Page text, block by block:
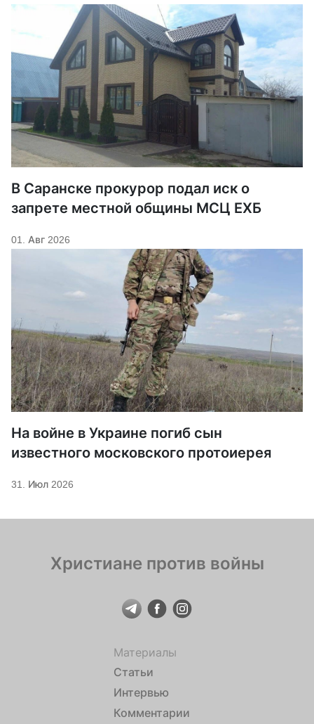
В Саранске прокурор подал иск о
запрете местной общины МСЦ ЕХБ
01. Авг 2026
На войне в Украине погиб сын
известного московского протоиерея
31. Июл 2026
Христиане против войны
Материалы
Статьи
Интервью
Комментарии